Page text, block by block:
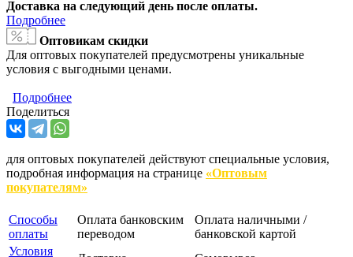
Доставка на следующий день после оплаты.
Подробнее
Оптовикам скидки
Для оптовых покупателей предусмотрены уникальные
условия с выгодными ценами.
Подробнее
Поделиться
для оптовых покупателей действуют специальные условия,
подробная информация на странице «Оптовым
покупателям»
Способы
оплаты
Оплата банковским
переводом
Оплата наличными /
банковской картой
Условия